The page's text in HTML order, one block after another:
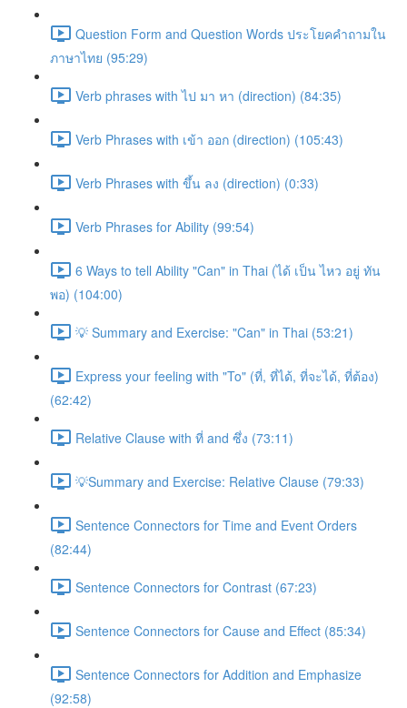
Question Form and Question Words ประโยคคำถามใน
ภาษาไทย (95:29)
Verb phrases with ไป มา หา (direction) (84:35)
Verb Phrases with เข้า ออก (direction) (105:43)
Verb Phrases with ขึ้น ลง (direction) (0:33)
Verb Phrases for Ability (99:54)
6 Ways to tell Ability "Can" in Thai (ได้ เป็น ไหว อยู่ ทัน
พอ) (104:00)
💡 Summary and Exercise: "Can" in Thai (53:21)
Express your feeling with "To" (ที่, ที่ได้, ที่จะได้, ที่ต้อง)
(62:42)
Relative Clause with ที่ and ซึ่ง (73:11)
💡Summary and Exercise: Relative Clause (79:33)
Sentence Connectors for Time and Event Orders
(82:44)
Sentence Connectors for Contrast (67:23)
Sentence Connectors for Cause and Effect (85:34)
Sentence Connectors for Addition and Emphasize
(92:58)